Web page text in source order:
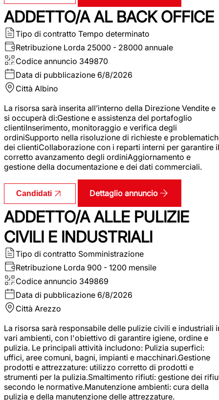
ADDETTO/A AL BACK OFFICE
Tipo di contratto Tempo determinato
Retribuzione Lorda 25000 - 28000 annuale
Codice annuncio 349870
Data di pubblicazione 6/8/2026
Città Albino
La risorsa sarà inserita all’interno della Direzione Vendite e
si occuperà di:Gestione e assistenza del portafoglio
clientiInserimento, monitoraggio e verifica degli
ordiniSupporto nella risoluzione di richieste e
dei clientiCollaborazione con i reparti interni per garantire il
corretto avanzamento degli ordiniAggiornamento e
gestione della documentazione e dei dati commerciali.
Candidati Dettaglio annuncio
ADDETTO/A ALLE PULIZIE
CIVILI E INDUSTRIALI
Tipo di contratto Somministrazione
Retribuzione Lorda 900 - 1200 mensile
Codice annuncio 349869
Data di pubblicazione 6/8/2026
Città Arezzo
La risorsa sarà responsabile delle pulizie civili e industriali
vari ambienti, con l'obiettivo di garantire igiene, ordine e
pulizia. Le principali attività includono: Pulizia superfici:
uffici, aree comuni, bagni, impianti e macchinari.Gestione
prodotti e attrezzature: utilizzo corretto di prodotti e
strumenti per la pulizia.Smaltimento rifiuti: gestione dei
secondo le normative.Manutenzione ambienti: cura della
pulizia e della manutenzione delle attrezzature.